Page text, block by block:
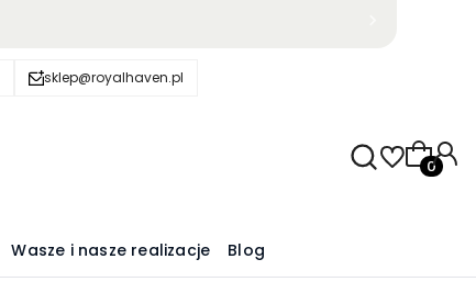
sklep@royalhaven.pl
Wasze i nasze realizacje Blog